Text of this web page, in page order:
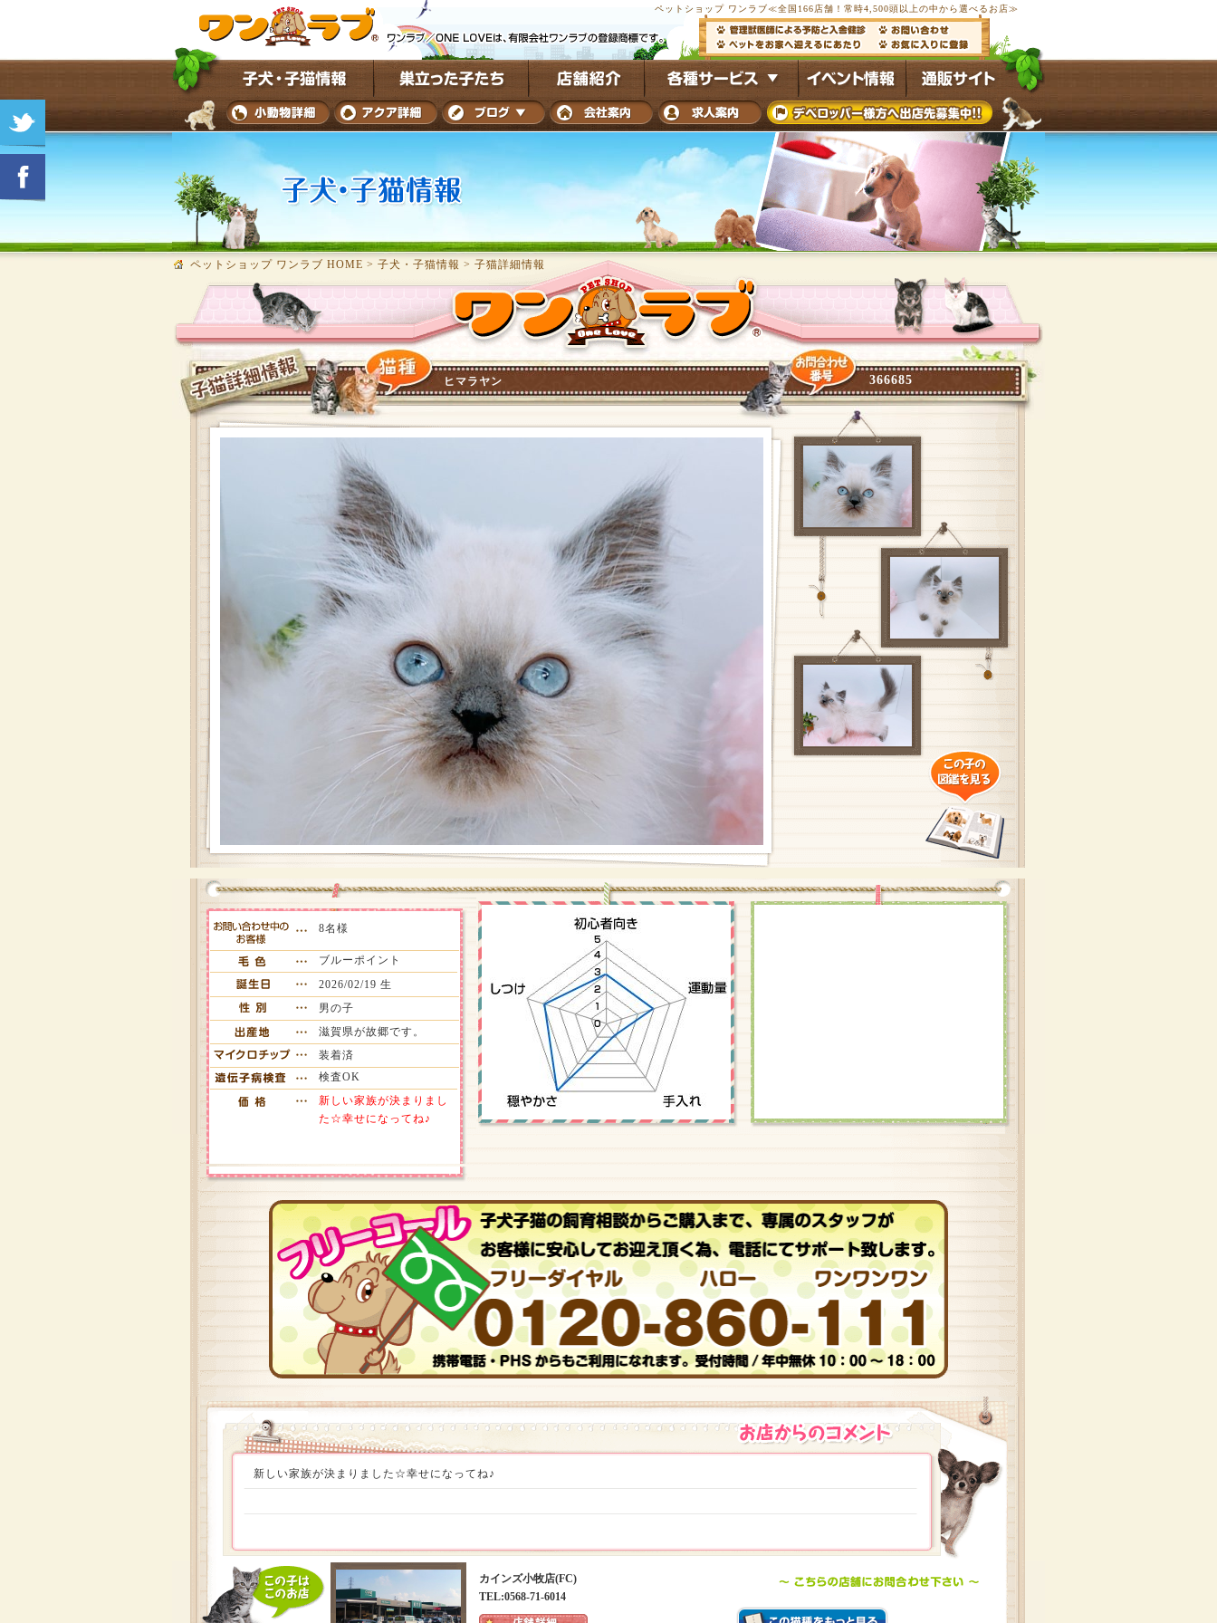
ペットショップ ワンラブ≪全国166店舗！常時4,500頭以上の中から選べるお店≫
ペットショップ ワンラブ HOME > 子犬・子猫情報 > 子猫詳細情報
ヒマラヤン 366685
8名様
ブルーポイント
2026/02/19 生
男の子
滋賀県が故郷です。
装着済
検査OK
新しい家族が決まりまし
た☆幸せになってね♪
新しい家族が決まりました☆幸せになってね♪
カインズ小牧店(FC)
TEL:0568-71-6014